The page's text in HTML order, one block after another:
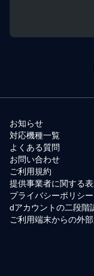
お知らせ
対応機種一覧
よくある質問
お問い合わせ
ご利用規約
提供事業者に関する
プライバシーポリシー
dアカウントの二段階
ご利用端末からの外